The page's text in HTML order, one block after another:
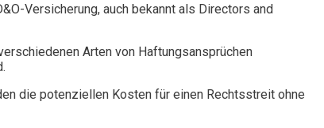
Versicherung, auch bekannt als Directors and
Arten von Haftungsansprüchen
die potenziellen Kosten für einen Rechtsstreit ohne